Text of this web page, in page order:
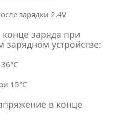
зарядки 2.4V
заряда при
устройстве:
15°С
в конце